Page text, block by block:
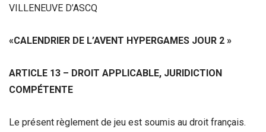
VILLENEUVE D’ASCQ
«CALENDRIER DE L’AVENT HYPERGAMES JOUR 2 »
ARTICLE 13 – DROIT APPLICABLE, JURIDICTION
COMPÉTENTE
Le présent règlement de jeu est soumis au droit français.